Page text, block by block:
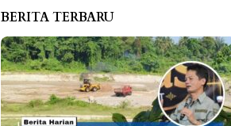
BERITA TERBARU